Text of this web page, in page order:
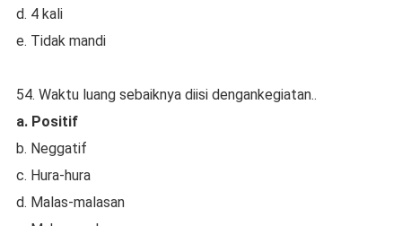
d. 4 kali
e. Tidak mandi
54. Waktu luang sebaiknya diisi dengankegiatan..
a. Positif
b. Neggatif
c. Hura-hura
d. Malas-malasan